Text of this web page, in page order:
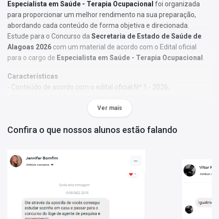
Especialista em Saúde - Terapia Ocupacional foi organizada
para proporcionar um melhor rendimento na sua preparação,
abordando cada conteúdo de forma objetiva e direcionada.
Estude para o Concurso da Secretaria de Estado de Saúde de
Alagoas 2026 com um material de acordo com o Edital oficial
para o cargo de Especialista em Saúde - Terapia Ocupacional
Características
- Conteúdo de acordo com o edital oficial Nº 1 - 2026;
- Material produzido por equipe especializada em concursos
- Você receberá um bônus especial: Curso Online de disciplinas
básicas (Língua Portuguesa e Informática).
temas são abordados conforme o referencial adotado pelos
Matérias da Apostila:
Língua Portuguesa
Ética no serviço Público
Ver mais
Confira o que nossos alunos estão falando